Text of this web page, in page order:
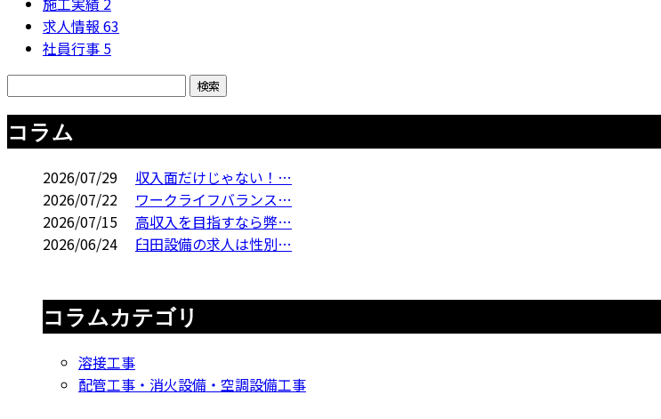
求人情報 63
社員行事 5
コラム
2026/07/29
収入面だけじゃない！…
2026/07/22
ワークライフバランス…
2026/07/15
高収入を目指すなら弊…
2026/06/24
臼田設備の求人は性別…
コラムカテゴリ
溶接工事
配管工事・消火設備・空調設備工事